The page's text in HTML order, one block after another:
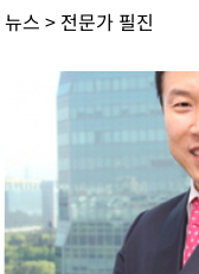
뉴스 > 전문가 필진